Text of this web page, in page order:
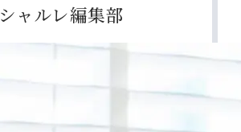
シャルレ編集部